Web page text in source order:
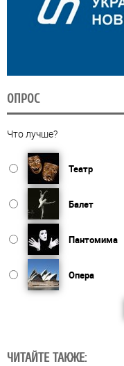
ОПРОС
Что лучше?
Театр
Балет
Пантомима
Опера
ЧИТАЙТЕ ТАКЖЕ: